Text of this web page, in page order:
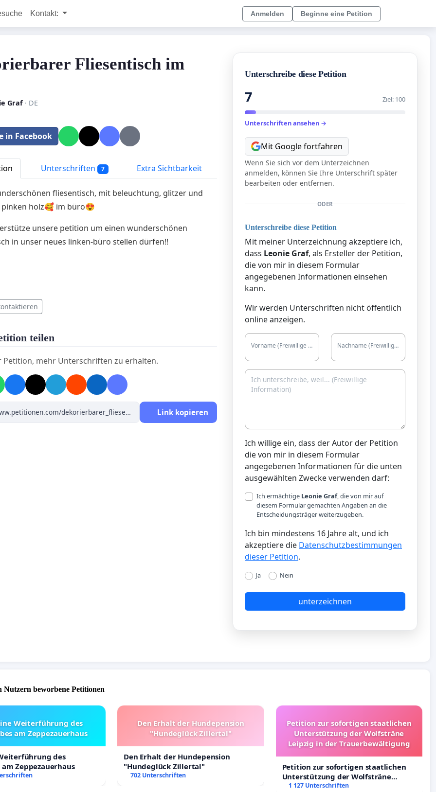
Kontakt: Anmelden Beginne eine Petition
Fliesentisch im
Graf· DE
in Facebook
Unterschriften 7 Extra Sichtbarkeit
fliesentisch, mit beleuchtung, glitzer und
pinken holz🥰 im büro😍
unsere petition um einen wunderschönen
in unser neues linken-büro stellen dürfen!!
teilen
Petition, mehr Unterschriften zu erhalten.
Link kopieren
Unterschreibe diese Petition
7 Ziel: 100
Unterschriften ansehen →
Mit Google fortfahren
Wenn Sie sich vor dem Unterzeichnen
anmelden, können Sie Ihre Unterschrift später
bearbeiten oder entfernen.
ODER
Unterschreibe diese Petition
Mit meiner Unterzeichnung akzeptiere ich,
dass Leonie Graf, als Ersteller der Petition,
die von mir in diesem Formular
angegebenen Informationen einsehen
kann.
Wir werden Unterschriften nicht öffentlich
online anzeigen.
Vorname (Freiwillige Information) Nachname (Freiwillige Information)
Ich willige ein, dass der Autor der Petition
die von mir in diesem Formular
angegebenen Informationen für die unten
ausgewählten Zwecke verwenden darf:
Ich ermächtige Leonie Graf, die von mir auf
diesem Formular gemachten Angaben an die
Entscheidungsträger weiterzugeben.
Ich bin mindestens 16 Jahre alt, und ich
akzeptiere die Datenschutzbestimmungen
dieser Petition.
Ja Nein
unterzeichnen
Nutzern beworbene Petitionen
Weiterführung des
am Zeppezauerhaus
des
Zeppezauerhaus
Den Erhalt der Hundepension
"Hundeglück Zillertal"
Den Erhalt der Hundepension
"Hundeglück Zillertal"
702 Unterschriften
Petition zur sofortigen staatlichen
Unterstützung der Wolfsträne
Leipzig in der Trauerbewältigung
Petition zur sofortigen staatlichen
Unterstützung der Wolfsträne
Leipzig in der Trauerbewältigung
1 127 Unterschriften